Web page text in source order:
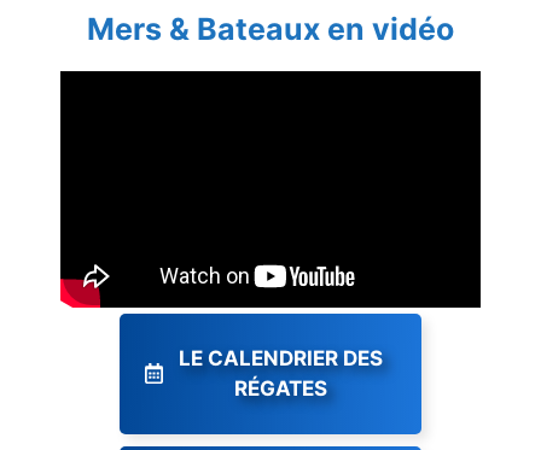
Mers & Bateaux en vidéo
LE CALENDRIER DES
RÉGATES